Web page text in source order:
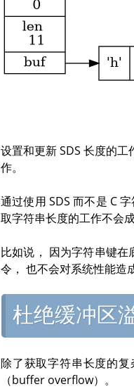
设置和更新 SDS 长度的
作。
通过使用 SDS 而不是 C
取字符串长度的工作不会
比如说， 因为字符串键在
令， 也不会对系统性能造
杜绝缓冲区
除了获取字符串长度的
（buffer overflow）。